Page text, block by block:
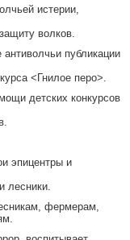
истерии,
волков.
публикации
<Гнилое перо>.
детских конкурсов
эпицентры и
лесники.
фермерам,